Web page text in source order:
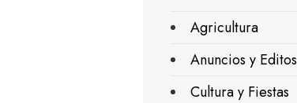
Agricultura
Anuncios y Editos
Cultura y Fiestas